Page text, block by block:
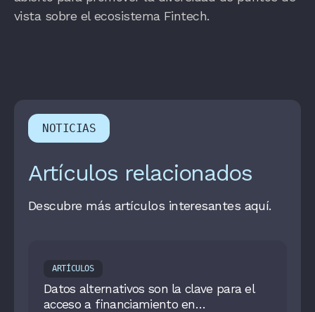
vista sobre el ecosistema Fintech.
NOTICIAS
Artículos relacionados
Descubre más artículos interesantes aquí.
ARTÍCULOS
Datos alternativos son la clave para el
acceso a financiamiento en